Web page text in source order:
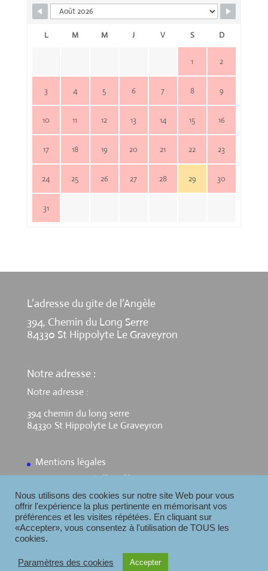
L M M J V S D
1 2
3 4 5 6 7 8 9
10 11 12 13 14 15 16
17 18 19 20 21 22 23
24 25 26 27 28 29 30
31
L’adresse du gite de l’Angèle
394, Chemin du Long Serre
84330 St Hippolyte Le Graveyron
Notre adresse :
Notre adresse :
394 chemin du long serre
84330 St Hippolyte Le Graveyron
Mentions légales
Contact Gite de l’Angèle
Nous utilisons des cookies sur notre site Web pour vous
offrir l'expérience la plus pertinente en mémorisant vos
préférences et les visites répétées. En cliquant sur
«Accepter», vous consentez à l'utilisation de TOUS les
cookies.
Paramètres des cookies Accepter